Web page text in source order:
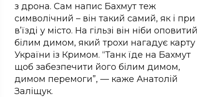
з дрона. Сам напис Бахмут теж
символічний – він такий самий, як і при
в’їзді у місто. На гільзі він ніби оповитий
білим димом, який трохи нагадує карту
України із Кримом. “Танк їде на Бахмут
щоб забезпечити його білим димом,
димом перемоги”, — каже Анатолій
Заліщук.